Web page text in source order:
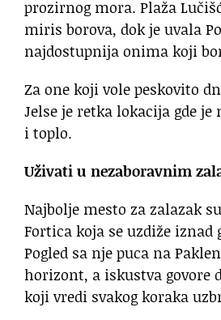
prozirnog mora. Plaža
miris borova, dok je uvala
najdostupnija onima koji
Za one koji vole peskovito
Jelse je retka lokacija gde
i toplo.
Uživati u nezaboravnim
Najbolje mesto za zalazak
Fortica koja se uzdiže iznad
Pogled sa nje puca na
horizont, a iskustva govore
koji vredi svakog koraka